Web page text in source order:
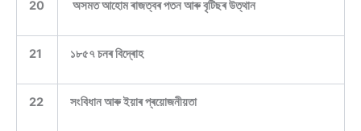
20 অসমত আহোম ৰাজত্বৰ পতন আৰু বৃটিছৰ উত্থান
21 ১৮৫৭ চনৰ বিদ্ৰোহ
22 সংবিধান আৰু ইয়াৰ প্ৰয়োজনীয়তা